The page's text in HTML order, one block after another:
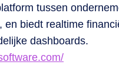
tussen
en biedt realtime
dashboards.